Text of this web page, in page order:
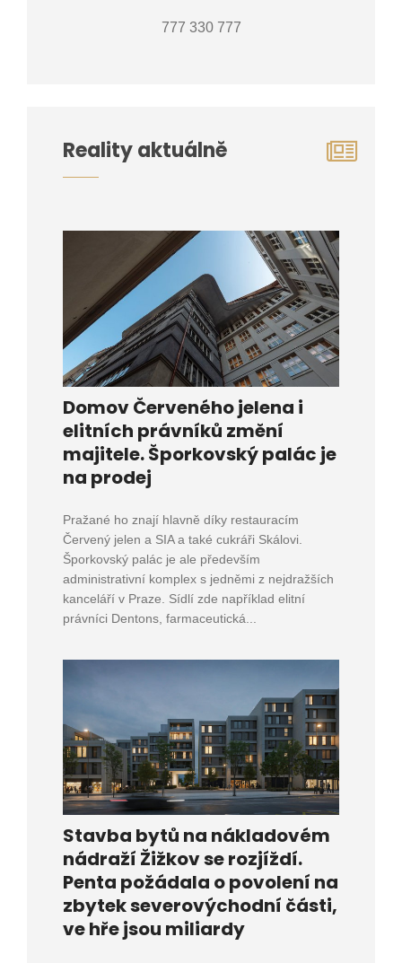
777 330 777
Reality aktuálně
Domov Červeného jelena i
elitních právníků změní
majitele. Šporkovský palác je
na prodej
Pražané ho znají hlavně díky restauracím
Červený jelen a SIA a také cukráři Skálovi.
Šporkovský palác je ale především
administrativní komplex s jedněmi z nejdražších
kanceláří v Praze. Sídlí zde například elitní
právníci Dentons, farmaceutická...
Stavba bytů na nákladovém
nádraží Žižkov se rozjíždí.
Penta požádala o povolení na
zbytek severovýchodní části,
ve hře jsou miliardy